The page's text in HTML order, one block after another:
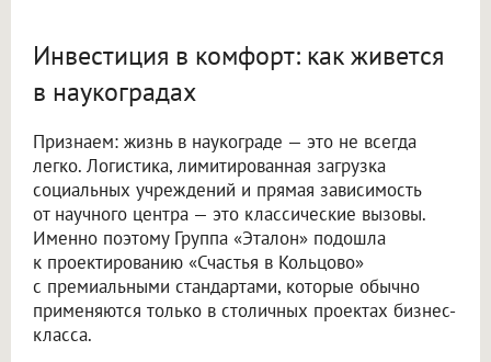
Инвестиция в комфорт: как живется
в наукоградах
Признаем: жизнь в наукограде — это не всегда
легко. Логистика, лимитированная загрузка
социальных учреждений и прямая зависимость
от научного центра — это классические вызовы.
Именно поэтому Группа «Эталон» подошла
к проектированию «Счастья в Кольцово»
с премиальными стандартами, которые обычно
применяются только в столичных проектах бизнес-
класса.